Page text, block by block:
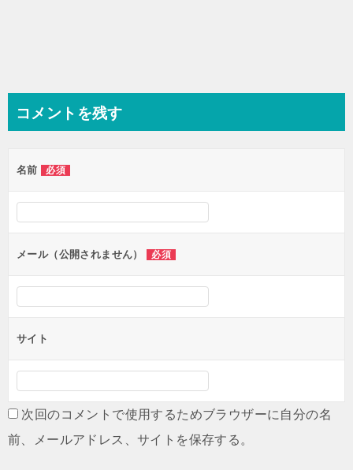
コメントを残す
名前 必須
メール（公開されません） 必須
サイト
次回のコメントで使用するためブラウザーに自分の名
前、メールアドレス、サイトを保存する。